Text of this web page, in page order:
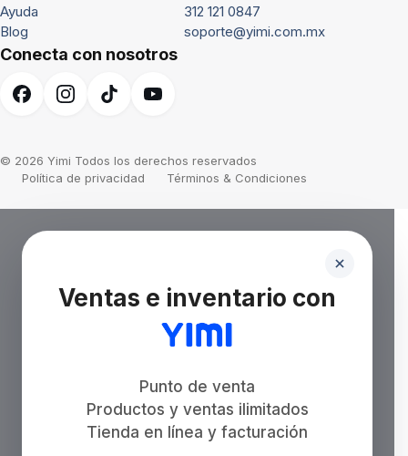
Ayuda
Blog
312 121 0847
soporte@yimi.com.mx
Conecta con nosotros
© 2026 Yimi Todos los derechos reservados
Política de privacidad
Términos & Condiciones
Ventas e inventario con
Punto de venta
Productos y ventas ilimitados
Tienda en línea y facturación